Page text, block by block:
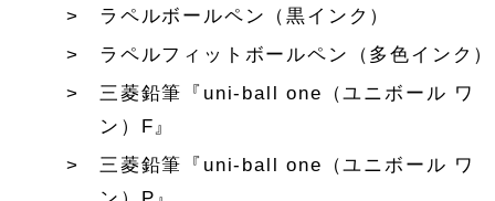
ラペルボールペン（黒インク）
ラペルフィットボールペン（多色インク）
三菱鉛筆『uni-ball one（ユニボール ワ
ン）F』
三菱鉛筆『uni-ball one（ユニボール ワ